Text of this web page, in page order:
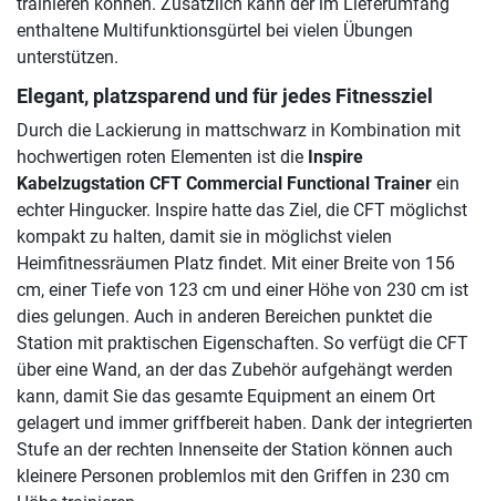
enthaltene Multifunktionsgürtel bei vielen Übungen
unterstützen.
Elegant, platzsparend und für jedes Fitnessziel
Durch die Lackierung in mattschwarz in Kombination mit
hochwertigen roten Elementen ist die Inspire
Kabelzugstation CFT Commercial Functional Trainer ein
echter Hingucker. Inspire hatte das Ziel, die CFT möglichst
kompakt zu halten, damit sie in möglichst vielen
Heimfitnessräumen Platz findet. Mit einer Breite von 156
cm, einer Tiefe von 123 cm und einer Höhe von 230 cm ist
dies gelungen. Auch in anderen Bereichen punktet die
Station mit praktischen Eigenschaften. So verfügt die CFT
über eine Wand, an der das Zubehör aufgehängt werden
kann, damit Sie das gesamte Equipment an einem Ort
gelagert und immer griffbereit haben. Dank der integrierten
Stufe an der rechten Innenseite der Station können auch
kleinere Personen problemlos mit den Griffen in 230 cm